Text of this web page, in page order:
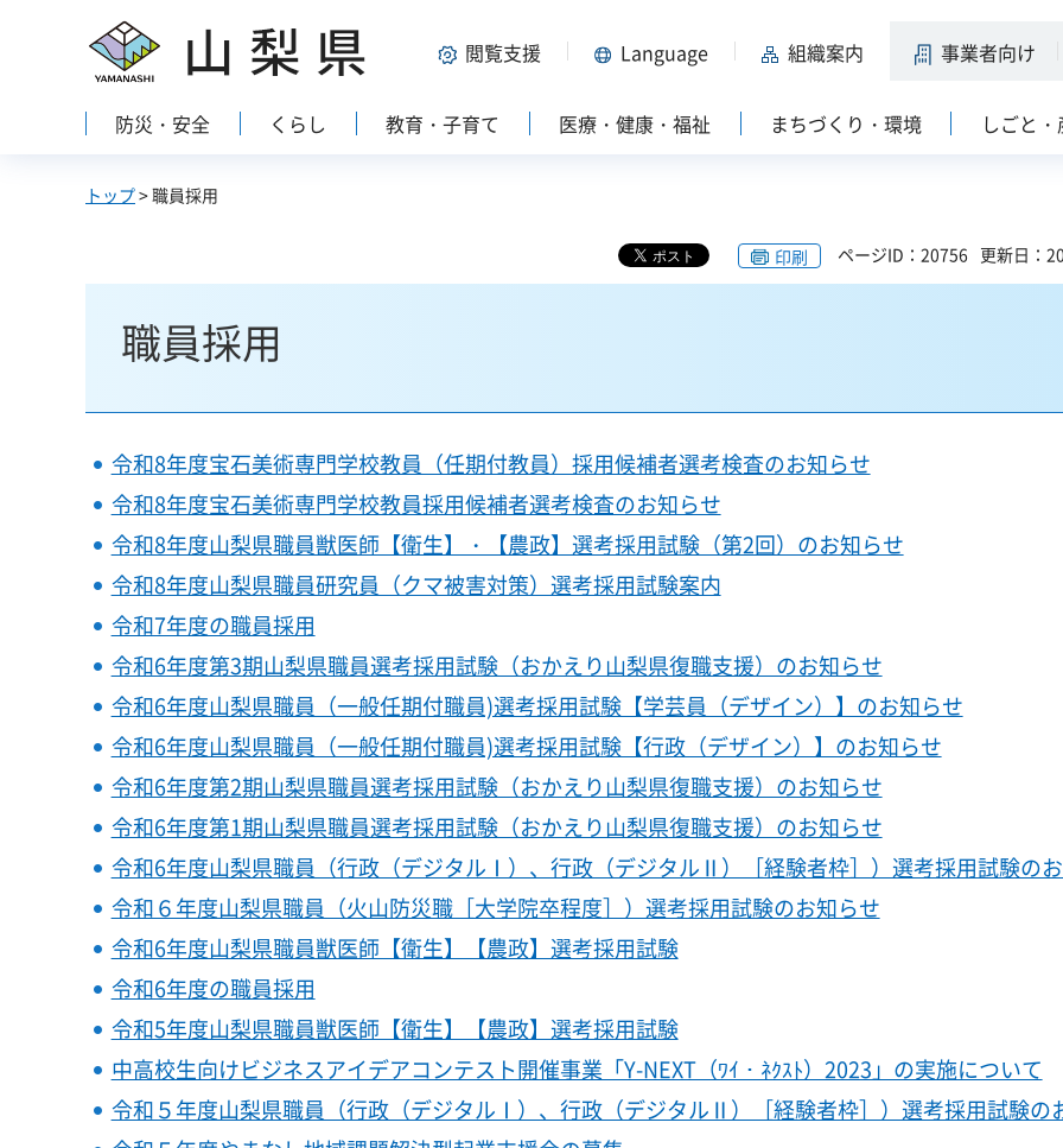
山梨県 閲覧支援 Language 組織案内 事業者向け
防災・安全 くらし 教育・子育て 医療・健康・福祉 まちづくり・環境 しごと
トップ> 職員採用
印刷 ページID：20756 更新日：
職員採用
令和8年度宝石美術専門学校教員（任期付教員）採用候補者選考検査のお知らせ
令和8年度宝石美術専門学校教員採用候補者選考検査のお知らせ
令和8年度山梨県職員獣医師【衛生】・【農政】選考採用試験（第2回）のお知らせ
令和8年度山梨県職員研究員（クマ被害対策）選考採用試験案内
令和7年度の職員採用
令和6年度第3期山梨県職員選考採用試験（おかえり山梨県復職支援）のお知らせ
令和6年度山梨県職員（一般任期付職員)選考採用試験【学芸員（デザイン）】のお知らせ
令和6年度山梨県職員（一般任期付職員)選考採用試験【行政（デザイン）】のお知らせ
令和6年度第2期山梨県職員選考採用試験（おかえり山梨県復職支援）のお知らせ
令和6年度第1期山梨県職員選考採用試験（おかえり山梨県復職支援）のお知らせ
令和6年度山梨県職員（行政（デジタルⅠ）、行政（デジタルⅡ）［経験者枠］）選考採用試験の
令和６年度山梨県職員（火山防災職［大学院卒程度］）選考採用試験のお知らせ
令和6年度山梨県職員獣医師【衛生】【農政】選考採用試験
令和6年度の職員採用
令和5年度山梨県職員獣医師【衛生】【農政】選考採用試験
中高校生向けビジネスアイデアコンテスト開催事業「Y-NEXT（ﾜｲ・ﾈｸｽﾄ）2023」の実施について
令和５年度山梨県職員（行政（デジタルⅠ）、行政（デジタルⅡ）［経験者枠］）選考採用試験の